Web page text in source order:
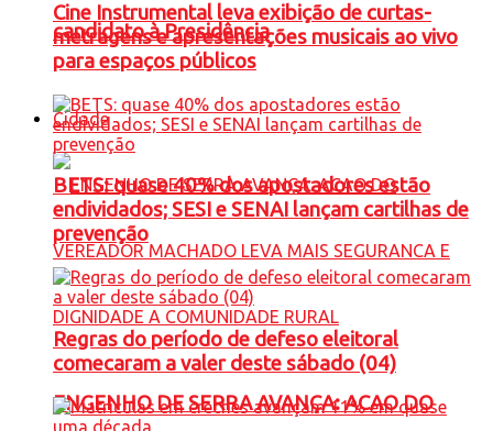
candidato à Presidência
Cidade
ENGENHO DE SERRA AVANÇA: ACAO DO
Cine Instrumental leva exibição de curtas-
metragens e apresentações musicais ao vivo
para espaços públicos
BETS: quase 40% dos apostadores estão
endividados; SESI e SENAI lançam cartilhas de
prevenção
Regras do período de defeso eleitoral
comecaram a valer deste sábado (04)